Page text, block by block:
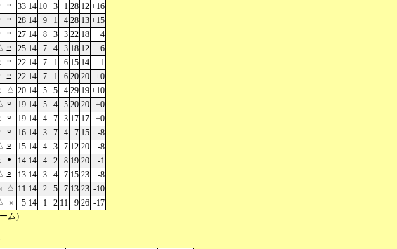
○ 33 14 10 3 1 28 12 +16
○ 28 14 9 1 4 28 13 +15
○ 27 14 8 3 3 22 18
+4
○ 25 14 7 4 3 18 12
+6
○ 22 14 7 1 6 15 14
+1
○ 22 14 7 1 6 20 20
±0
△ 20 14 5 5 4 29 19 +10
○ 19 14 5 4 5 20 20
±0
○ 19 14 4 7 3 17 17
±0
○ 16 14 3 7 4 7 15
-8
○ 15 14 4 3 7 12 20
-8
● 14 14 4 2 8 19 20
-1
○ 13 14 3 4 7 15 23
-8
× △ 11 14 2 5 7 13 23 -10
× 5 14 1 2 11 9 26 -17
ム)